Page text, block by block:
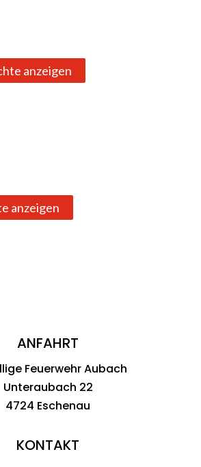
anzeigen
anzeigen
ANFAHRT
Feuerwehr Aubach
Unteraubach 22
4724 Eschenau
KONTAKT